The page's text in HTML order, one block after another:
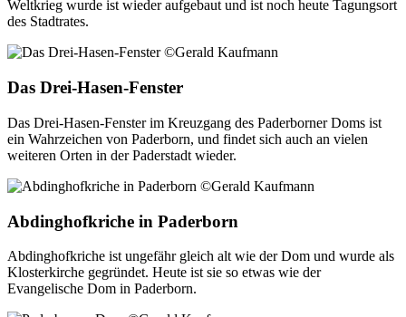
Weltkrieg wurde ist wieder aufgebaut und ist noch heute Tagungsort
des Stadtrates.
Das Drei-Hasen-Fenster
Das Drei-Hasen-Fenster im Kreuzgang des Paderborner Doms ist
ein Wahrzeichen von Paderborn, und findet sich auch an vielen
weiteren Orten in der Paderstadt wieder.
Abdinghofkriche in Paderborn
Abdinghofkriche ist ungefähr gleich alt wie der Dom und wurde als
Klosterkirche gegründet. Heute ist sie so etwas wie der
Evangelische Dom in Paderborn.